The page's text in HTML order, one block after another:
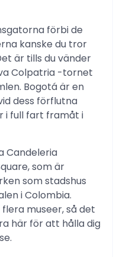
förbi de
kanske du tror
är tills du vänder
Colpatria -tornet
Bogotá är en
dess förflutna
i full fart framåt i
Candeleria
som är
som stadshus
i Colombia.
museer, så det
här för att hålla dig